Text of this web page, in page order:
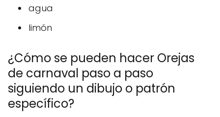
agua
limón
¿Cómo se pueden hacer Orejas
de carnaval paso a paso
siguiendo un dibujo o patrón
específico?